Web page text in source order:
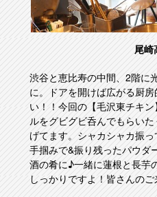
尾崎
渋谷と恵比寿の中間、2階に
に。ドアを開けば広がる厨
い！！今回の【毛沢東チキ
ルをグビグビ呑んでもらい
げてます。シャカシャカ振
手掴みで&振り残ったパウダ
酒の肴に♪一緒に蓮根と長芋
しっかりですよ！皆さんの